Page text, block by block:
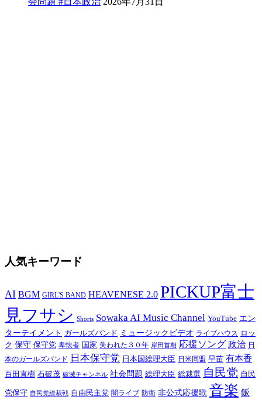
人気キーワード
AI BGM GIRL'S BAND HEAVENESE 2.0 PICKUP富士
見フサシ Shorts Sowaka AI Music Channel YouTube エン
ターテイメント ガールズバンド ミュージックビデオ ライブハウス ロッ
ク 保守 保守党 卑怯者 国家 失われた３０年 岸田首相 応援ソング 政治 日
本のガールズバンド
日本保守党 日本国総理大臣 日米同盟 早苗 有本香
百田直樹 石破茂 破滅チャンネル 社会問題 総理大臣 総裁選 自民党 自民
党保守 自民党総裁戦 自由民主党 闇ライブ 防衛 非公式応援歌 音楽 飯